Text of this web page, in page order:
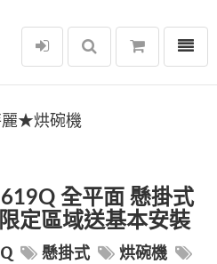
選單
麗★烘碗機
全平面 懸掛式
定區域送基本安裝
懸掛式
烘碗機